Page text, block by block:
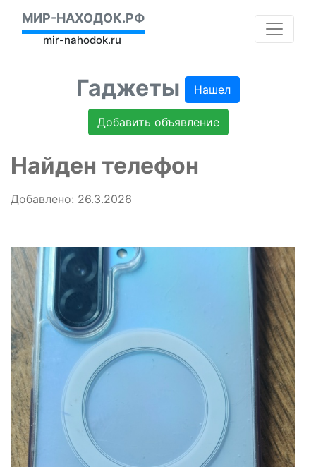
МИР-НАХОДОК.РФ
mir-nahodok.ru
Гаджеты Нашел
Добавить объявление
Найден телефон
Добавлено: 26.3.2026